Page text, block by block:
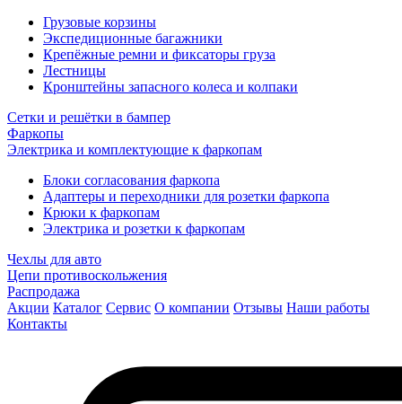
Грузовые корзины
Экспедиционные багажники
Крепёжные ремни и фиксаторы груза
Лестницы
Кронштейны запасного колеса и колпаки
Сетки и решётки в бампер
Фаркопы
Электрика и комплектующие к фаркопам
Блоки согласования фаркопа
Адаптеры и переходники для розетки фаркопа
Крюки к фаркопам
Электрика и розетки к фаркопам
Чехлы для авто
Цепи противоскольжения
Распродажа
Акции Каталог Сервис О компании Отзывы Наши работы
Контакты